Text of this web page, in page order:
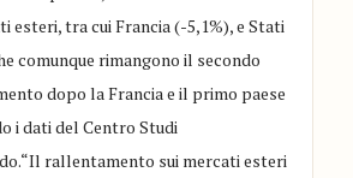
esteri, tra cui Francia (-5,1%), e Stati
comunque rimangono il secondo
dopo la Francia e il primo paese
i dati del Centro Studi
rallentamento sui mercati esteri